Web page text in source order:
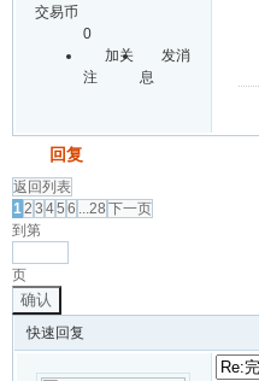
交易币
0
加关
注
发消
息
回复
返回列表
12 3 45 6 ...28 下一页
到第
页
确认
快速回复